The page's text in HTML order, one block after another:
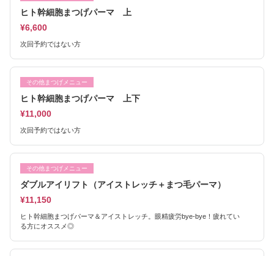
ヒト幹細胞まつげパーマ 上
¥6,600
次回予約ではない方
その他まつげメニュー
ヒト幹細胞まつげパーマ 上下
¥11,000
次回予約ではない方
その他まつげメニュー
ダブルアイリフト（アイストレッチ＋まつ毛パーマ）
¥11,150
ヒト幹細胞まつげパーマ＆アイストレッチ。眼精疲労bye-bye！疲れてい
る方にオススメ◎